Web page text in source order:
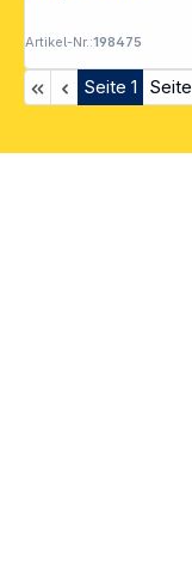
Artikel-Nr.:198475
Seite 1 Seite